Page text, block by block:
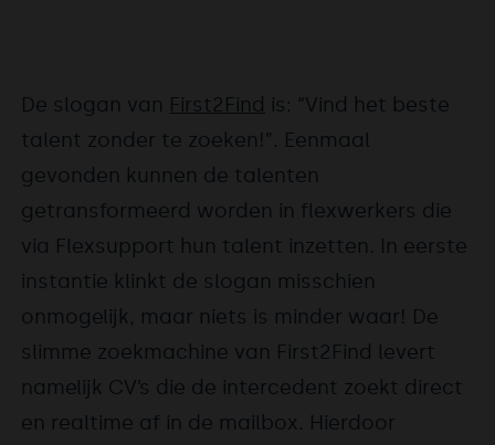
De slogan van First2Find is: “Vind het beste
talent zonder te zoeken!”. Eenmaal
gevonden kunnen de talenten
getransformeerd worden in flexwerkers die
via Flexsupport hun talent inzetten. In eerste
instantie klinkt de slogan misschien
onmogelijk, maar niets is minder waar! De
slimme zoekmachine van First2Find levert
namelijk CV’s die de intercedent zoekt direct
en realtime af in de mailbox. Hierdoor